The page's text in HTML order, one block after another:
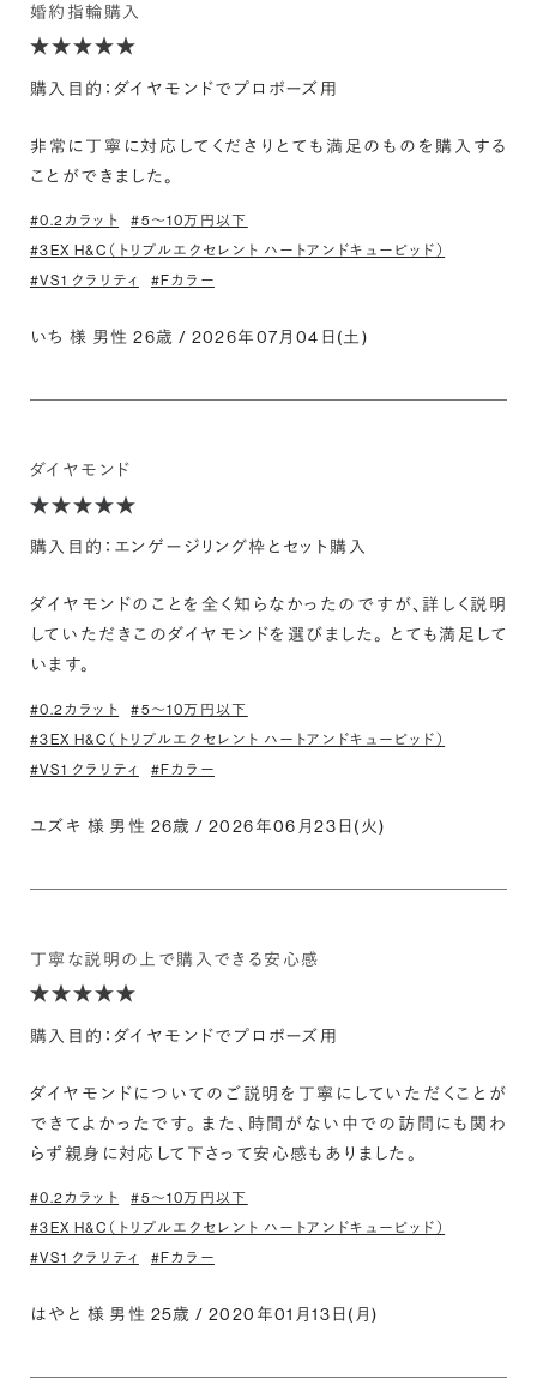
婚約指輪購入
購入目的：ダイヤモンドでプロポーズ用
非常に丁寧に対応してくださりとても満足のものを購入する
ことができました。
#0.2カラット
#5〜10万円以下
#3EX H&C（トリプルエクセレント ハートアンドキューピッド）
#VS1 クラリティ
#Fカラー
いち 様 男性 26歳 / 2026年07月04日(土)
ダイヤモンド
購入目的：エンゲージリング枠とセット購入
ダイヤモンドのことを全く知らなかったのですが、詳しく説明
していただきこのダイヤモンドを選びました。 とても満足して
います。
#0.2カラット
#5〜10万円以下
#3EX H&C（トリプルエクセレント ハートアンドキューピッド）
#VS1 クラリティ
#Fカラー
ユズキ 様 男性 26歳 / 2026年06月23日(火)
丁寧な説明の上で購入できる安心感
購入目的：ダイヤモンドでプロポーズ用
ダイヤモンドについてのご説明を丁寧にしていただくことが
できてよかったです。 また、時間がない中での訪問にも関わ
らず親身に対応して下さって安心感もありました。
#0.2カラット
#5〜10万円以下
#3EX H&C（トリプルエクセレント ハートアンドキューピッド）
#VS1 クラリティ
#Fカラー
はやと 様 男性 25歳 / 2020年01月13日(月)